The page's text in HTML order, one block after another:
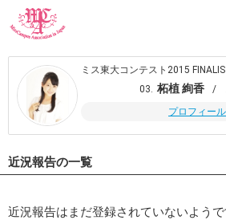
ミス東大コンテスト2015
03. 柘植 絢香
/
プロフィー
近況報告の一覧
近況報告はまだ登録されていないようで